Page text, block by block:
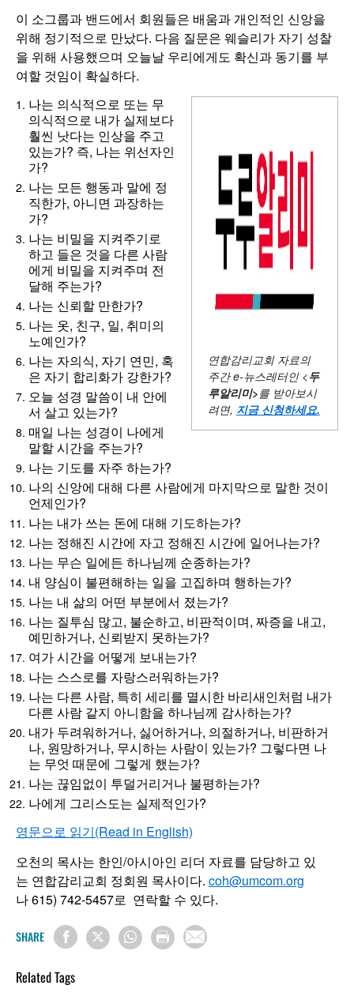
이 소그룹과 밴드에서 회원들은 배움과 개인적인 신앙을
위해 정기적으로 만났다. 다음 질문은 웨슬리가 자기 성찰
을 위해 사용했으며 오늘날 우리에게도 확신과 동기를 부
여할 것임이 확실하다.
연합감리교회 자료의
주간e-뉴스레터인 <두
루알리미>를 받아보시
려면, 지금 신청하세요.
나는 의식적으로 또는 무
의식적으로 내가 실제보다
훨씬 낫다는 인상을 주고
있는가? 즉, 나는 위선자인
가?
나는 모든 행동과 말에 정
직한가, 아니면 과장하는
가?
나는 비밀을 지켜주기로
하고 들은 것을 다른 사람
에게 비밀을 지켜주며 전
달해 주는가?
나는 신뢰할 만한가?
나는 옷, 친구, 일, 취미의
노예인가?
나는 자의식, 자기 연민, 혹
은 자기 합리화가 강한가?
오늘 성경 말씀이 내 안에
서 살고 있는가?
매일 나는 성경이 나에게
말할 시간을 주는가?
나는 기도를 자주 하는가?
나의 신앙에 대해 다른 사람에게 마지막으로 말한 것이
언제인가?
나는 내가 쓰는 돈에 대해 기도하는가?
나는 정해진 시간에 자고 정해진 시간에 일어나는가?
나는 무슨 일에든 하나님께 순종하는가?
내 양심이 불편해하는 일을 고집하며 행하는가?
나는 내 삶의 어떤 부분에서 졌는가?
나는 질투심 많고, 불순하고, 비판적이며, 짜증을 내고,
예민하거나, 신뢰받지 못하는가?
여가 시간을 어떻게 보내는가?
나는 스스로를 자랑스러워하는가?
나는 다른 사람, 특히 세리를 멸시한 바리새인처럼 내가
다른 사람 같지 아니함을 하나님께 감사하는가?
내가 두려워하거나, 싫어하거나, 의절하거나, 비판하거
나, 원망하거나, 무시하는 사람이 있는가? 그렇다면 나
는 무엇 때문에 그렇게 했는가?
나는 끊임없이 투덜거리거나 불평하는가?
나에게 그리스도는 실제적인가?
영문으로 읽기(Read in English)
오천의 목사는 한인/아시아인 리더 자료를 담당하고 있
는 연합감리교회 정회원 목사이다. coh@umcom.org
나 615) 742-5457로 연락할 수 있다.
SHARE
Related Tags